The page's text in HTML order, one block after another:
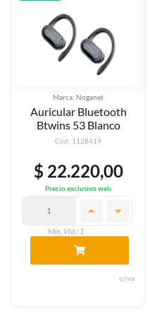
Marca: Noganet
Auricular Bluetooth
Btwins 53 Blanco
Cód: 1128419
$ 22.220,00
Precio exclusivo web
Min. Vta.: 1
c/iva